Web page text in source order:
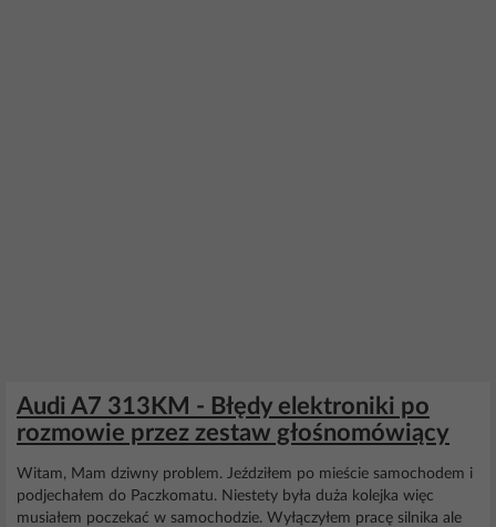
Audi A7 313KM - Błędy elektroniki po
rozmowie przez zestaw głośnomówiący
Witam, Mam dziwny problem. Jeździłem po mieście samochodem i
podjechałem do Paczkomatu. Niestety była duża kolejka więc
musiałem poczekać w samochodzie. Wyłączyłem pracę silnika ale